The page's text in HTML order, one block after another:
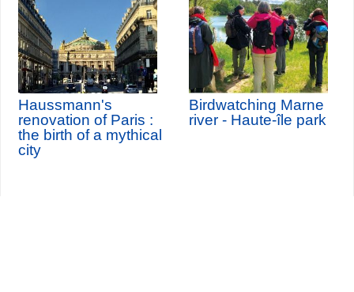
Haussmann's
renovation of Paris :
the birth of a mythical
city
Birdwatching Marne
river - Haute-île park